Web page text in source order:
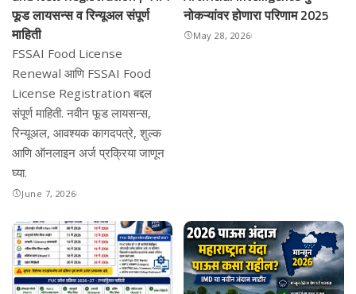
फूड लायसन्स व रिन्यूअल संपूर्ण
माहिती
FSSAI Food License
Renewal आणि FSSAI Food
License Registration बद्दल
संपूर्ण माहिती. नवीन फूड लायसन्स,
रिन्यूअल, आवश्यक कागदपत्रे, शुल्क
आणि ऑनलाइन अर्ज प्रक्रिया जाणून
घ्या.
June 7, 2026
नोकऱ्यांवर होणारा परिणाम 2025
May 28, 2026